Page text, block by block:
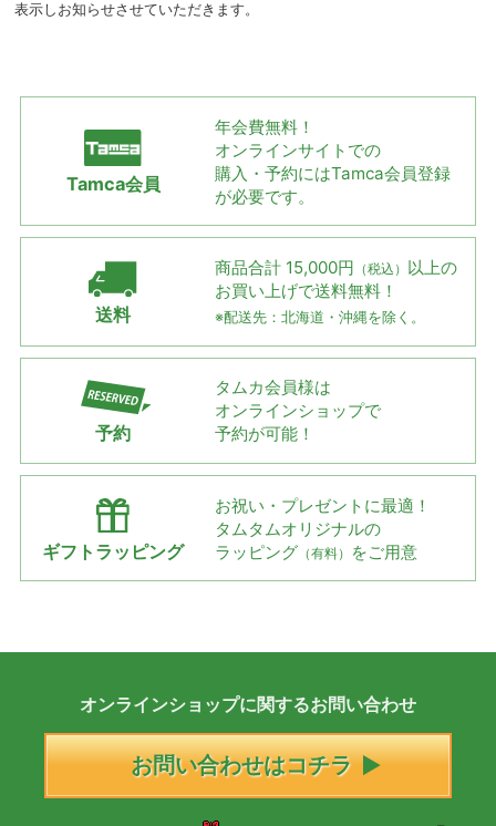
表示しお知らせさせていただきます。
Tamca会員
年会費無料！
オンラインサイトでの
購入・予約にはTamca会員登録
が必要です。
送料
商品合計 15,000円 （税込） 以上の
お買い上げで送料無料！
※配送先：北海道・沖縄を除く。
予約
タムカ会員様は
オンラインショップで
予約が可能！
ギフトラッピング
お祝い・プレゼントに最適！
タムタムオリジナルの
ラッピング （有料） をご用意
オンラインショップに関するお問い合わせ
お問い合わせはコチラ